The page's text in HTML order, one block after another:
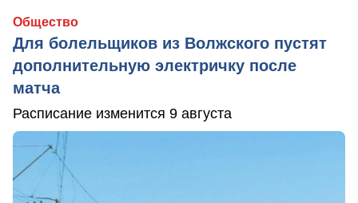
Общество
Для болельщиков из Волжского пустят
дополнительную электричку после
матча
Расписание изменится 9 августа